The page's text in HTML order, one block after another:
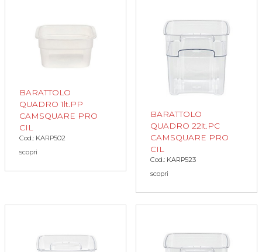
BARATTOLO
QUADRO 1lt.PP
CAMSQUARE PRO
CIL
Cod.: KARP502
scopri
BARATTOLO
QUADRO 22lt.PC
CAMSQUARE PRO
CIL
Cod.: KARP523
scopri